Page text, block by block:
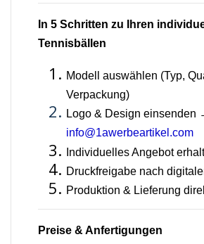
In 5 Schritten zu Ihren
Tennisbällen
Modell auswählen (Typ,
Verpackung)
Logo & Design einsenden
info@1awerbeartikel.com
Individuelles Angebot
Druckfreigabe nach
Produktion & Lieferung
Preise & Anfertigungen